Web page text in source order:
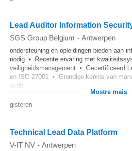
Lead Auditor Information
SGS Group Belgium - Antwerpen
ondersteuning en opleidingen bieden aan
nodig • Recente ervaring met
veiligheidsmanagement • Gecertificeerd
en ISO 27001 • Grondige kennis van
audit...
Mostre mais
gisteren
Technical Lead Data Platform
V-IT NV - Antwerpen